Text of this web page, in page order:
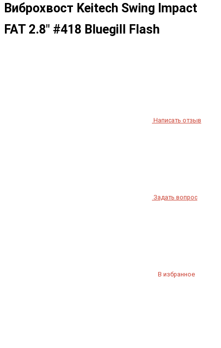
Виброхвост Keitech Swing Impact
FAT 2.8" #418 Bluegill Flash
Написать отзыв
Задать вопрос
В избранное